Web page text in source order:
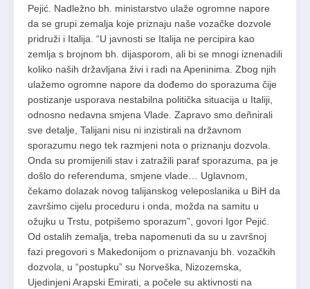
Pejić. Nadležno bh. ministarstvo ulaže ogromne napore
da se grupi zemalja koje priznaju naše vozačke dozvole
pridruži i Italija. “U javnosti se Italija ne percipira kao
zemlja s brojnom bh. dijasporom, ali bi se mnogi iznenadili
koliko naših državljana živi i radi na Apeninima. Zbog njih
ulažemo ogromne napore da dođemo do sporazuma čije
postizanje usporava nestabilna politička situacija u Italiji,
odnosno nedavna smjena Vlade. Zapravo smo deñnirali
sve detalje, Talijani nisu ni inzistirali na državnom
sporazumu nego tek razmjeni nota o priznanju dozvola.
Onda su promijenili stav i zatražili paraf sporazuma, pa je
došlo do referenduma, smjene vlade… Uglavnom,
čekamo dolazak novog talijanskog veleposlanika u BiH da
završimo cijelu proceduru i onda, možda na samitu u
ožujku u Trstu, potpišemo sporazum”, govori Igor Pejić.
Od ostalih zemalja, treba napomenuti da su u završnoj
fazi pregovori s Makedonijom o priznavanju bh. vozačkih
dozvola, u “postupku” su Norveška, Nizozemska,
Ujedinjeni Arapski Emirati, a počele su aktivnosti na